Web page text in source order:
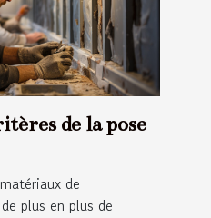
de la pose
de
plus en plus de